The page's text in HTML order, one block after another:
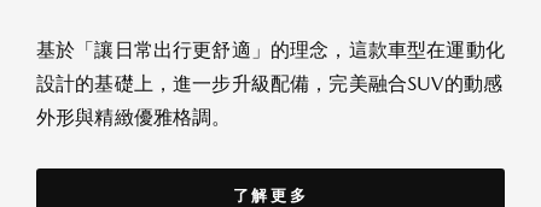
基於「讓日常出行更舒適」的理念，這款車型在運動化
設計的基礎上，進一步升級配備，完美融合SUV的動感
外形與精緻優雅格調。
了解更多